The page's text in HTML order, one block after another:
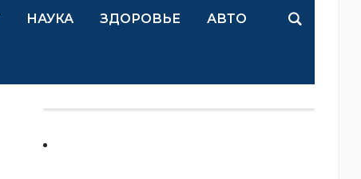
НАУКА ЗДОРОВЬЕ АВТО